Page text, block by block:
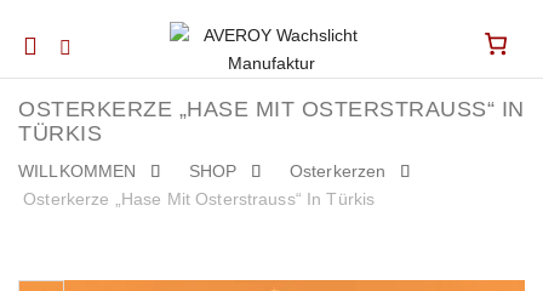
Mobile
OSTERKERZE „HASE MIT OSTERSTRAUSS“ IN
TÜRKIS
WILLKOMMEN SHOP
Osterkerzen
Osterkerze „Hase Mit Osterstrauss“ In Türkis